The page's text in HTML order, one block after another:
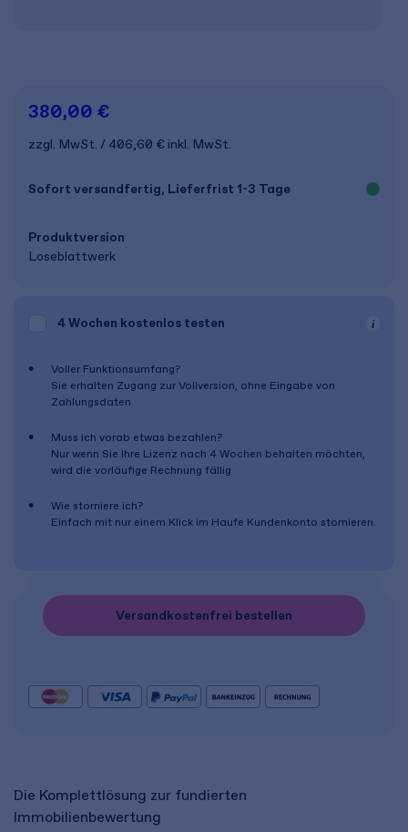
Die Komplettlösung zur fundierten
Immobilienbewertung
380,00 €
zzgl. MwSt. 406,60 € inkl. MwSt.
Sofort versandfertig, Lieferfrist 1-3 Tage
Produkt­version
Loseblattwerk
4 Wochen kostenlos testen
Voller Funktionsumfang?
Sie erhalten Zugang zur Vollversion, ohne Eingabe von
Zahlungsdaten
Muss ich vorab etwas bezahlen?
Nur wenn Sie Ihre Lizenz nach 4 Wochen behalten möchten,
wird die vorläufige Rechnung fällig
Wie storniere ich?
Einfach mit nur einem Klick im Haufe Kundenkonto stornieren.
Versandkostenfrei bestellen